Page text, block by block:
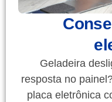
Geladeira
resposta no
placa eletrônica